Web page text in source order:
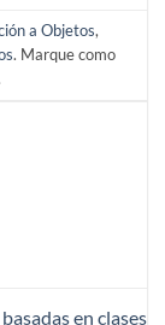
a Objetos,
. Marque como
en clases